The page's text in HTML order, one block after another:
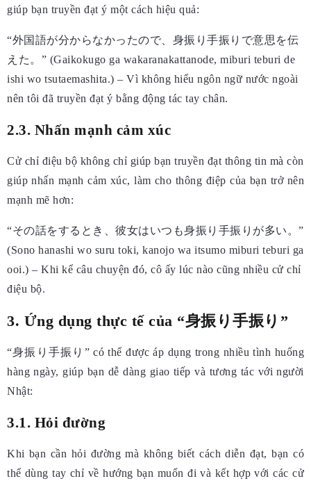
giúp bạn truyền đạt ý một cách hiệu quả:
“外国語が分からなかったので、身振り手振りで意思を伝
えた。” (Gaikokugo ga wakaranakattanode, miburi teburi de
ishi wo tsutaemashita.) – Vì không hiểu ngôn ngữ nước ngoài
nên tôi đã truyền đạt ý bằng động tác tay chân.
2.3. Nhấn mạnh cảm xúc
Cử chỉ điệu bộ không chỉ giúp bạn truyền đạt thông tin mà còn
giúp nhấn mạnh cảm xúc, làm cho thông điệp của bạn trở nên
mạnh mẽ hơn:
“その話をするとき、彼女はいつも身振り手振りが多い。”
(Sono hanashi wo suru toki, kanojo wa itsumo miburi teburi ga
ooi.) – Khi kể câu chuyện đó, cô ấy lúc nào cũng nhiều cử chỉ
điệu bộ.
3. Ứng dụng thực tế của “身振り手振り”
“身振り手振り” có thể được áp dụng trong nhiều tình huống
hàng ngày, giúp bạn dễ dàng giao tiếp và tương tác với người
Nhật:
3.1. Hỏi đường
Khi bạn cần hỏi đường mà không biết cách diễn đạt, bạn có
thể dùng tay chỉ về hướng bạn muốn đi và kết hợp với các cử